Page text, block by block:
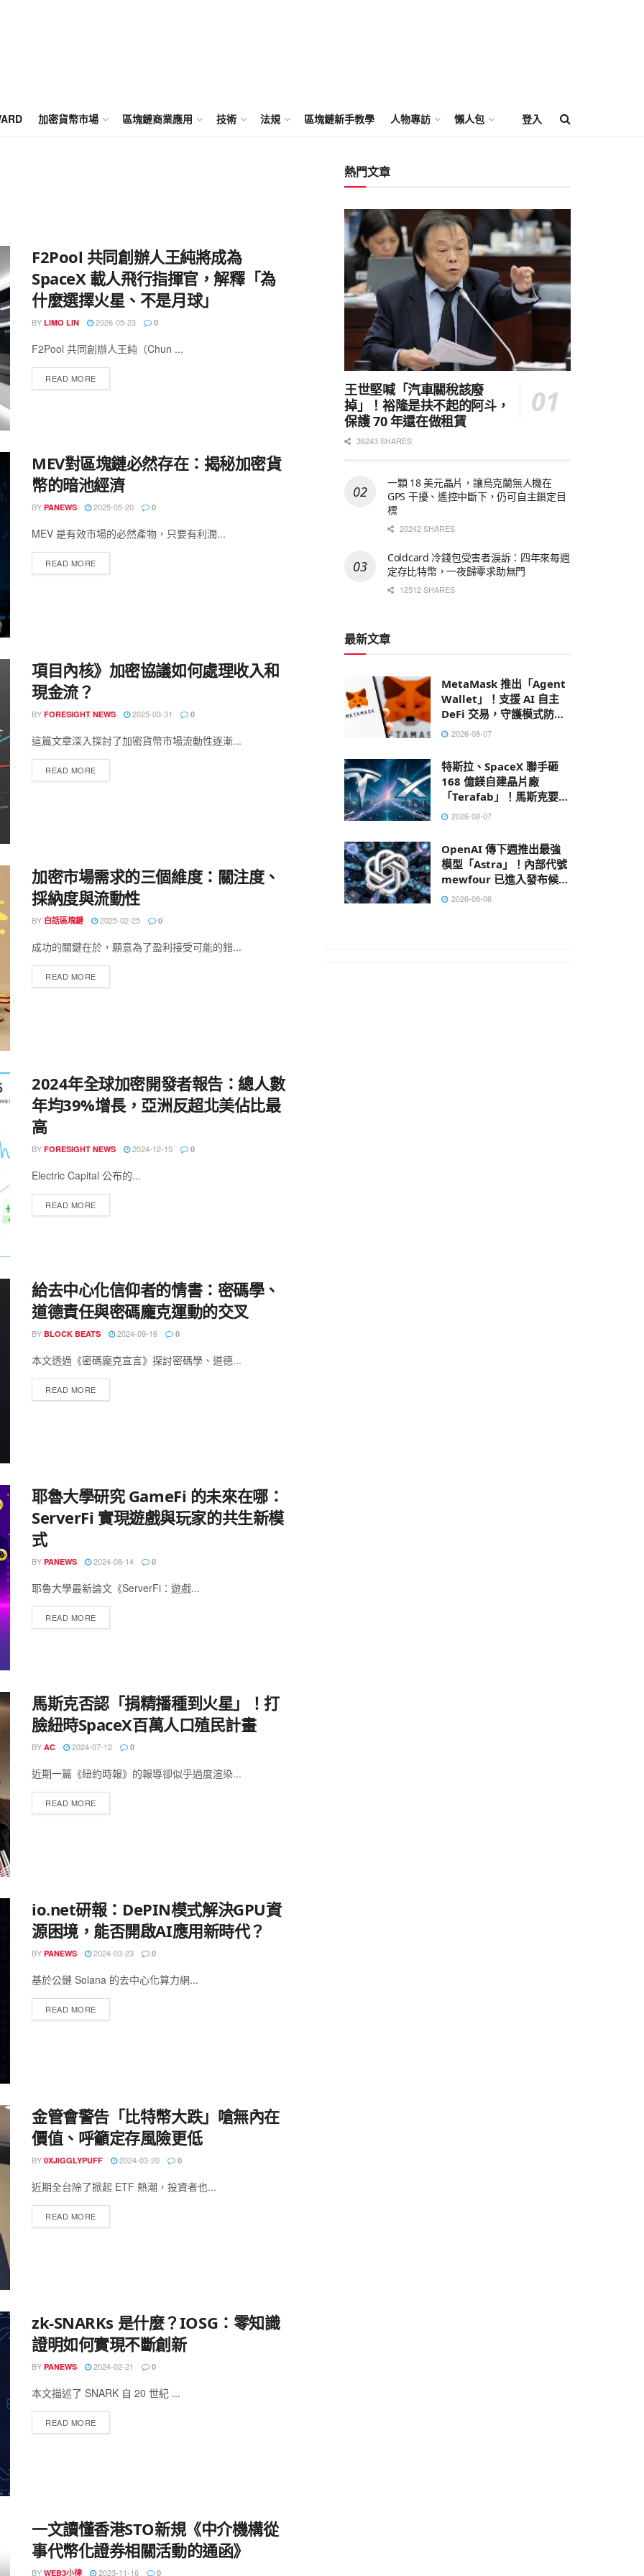
加密貨幣市場 區塊鏈商業應用 技術 法規 區塊鏈新手教學 人物專訪 懶人包 登入
F2Pool 共同創辦人王純將成為
SpaceX 載人飛行指揮官，解釋「為
什麼選擇火星、不是月球」
BY LIMO LIN 2026-05-23 0
F2Pool 共同創辦人王純（Chun ...
READ MORE
MEV對區塊鏈必然存在：揭秘加密貨
幣的暗池經濟
BY PANEWS 2025-05-20 0
MEV 是有效市場的必然產物，只要有利潤...
READ MORE
項目內核》加密協議如何處理收入和
現金流？
BY FORESIGHT NEWS 2025-03-31 0
這篇文章深入探討了加密貨幣市場流動性逐漸...
READ MORE
加密市場需求的三個維度：關注度、
採納度與流動性
BY 白話區塊鏈 2025-02-25 0
成功的關鍵在於，願意為了盈利接受可能的錯...
READ MORE
2024年全球加密開發者報告：總人數
年均39%增長，亞洲反超北美佔比最
高
BY FORESIGHT NEWS 2024-12-15 0
Electric Capital 公布的...
READ MORE
給去中心化信仰者的情書：密碼學、
道德責任與密碼龐克運動的交叉
BY BLOCK BEATS 2024-09-16 0
本文透過《密碼龐克宣言》探討密碼學、道德...
READ MORE
耶魯大學研究 GameFi 的未來在哪：
ServerFi 實現遊戲與玩家的共生新模
式
BY PANEWS 2024-08-14 0
耶魯大學最新論文《ServerFi：遊戲...
READ MORE
馬斯克否認「捐精播種到火星」！打
臉紐時SpaceX百萬人口殖民計畫
BY AC 2024-07-12 0
近期一篇《紐約時報》的報導卻似乎過度渲染...
READ MORE
io.net研報：DePIN模式解決GPU資
源困境，能否開啟AI應用新時代？
BY PANEWS 2024-03-23 0
基於公鏈 Solana 的去中心化算力網...
READ MORE
金管會警告「比特幣大跌」嗆無內在
價值、呼籲定存風險更低
BY 0XJIGGLYPUFF 2024-03-20 0
近期全台除了掀起 ETF 熱潮，投資者也...
READ MORE
zk-SNARKs 是什麼？IOSG：零知識
證明如何實現不斷創新
BY PANEWS 2024-02-21 0
本文描述了 SNARK 自 20 世紀 ...
READ MORE
一文讀懂香港STO新規《中介機構從
事代幣化證券相關活動的通函》
BY WEB3小律 2023-11-16 0
熱門文章
王世堅喊「汽車關稅該廢
掉」！裕隆是扶不起的阿斗，
保護 70 年還在做租賃
36243 SHARES
一顆 18 美元晶片，讓烏克蘭無人機在
GPS 干擾、遙控中斷下，仍可自主鎖定目
標
20242 SHARES
Coldcard 冷錢包受害者淚訴：四年來每週
定存比特幣，一夜歸零求助無門
12512 SHARES
最新文章
MetaMask 推出「Agent
Wallet」！支援 AI 自主
DeFi 交易，守護模式防禦
鏈上風險
2026-08-07
特斯拉、SpaceX 聯手砸
168 億鎂自建晶片廠
「Terafab」！馬斯克要打
造地表最大建築
2026-08-07
OpenAI 傳下週推出最強
模型「Astra」！內部代號
mewfour 已進入發布候選
階段2026-08-06